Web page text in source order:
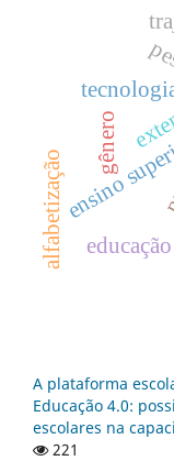
ensino
alfabetização
gênero
A plataforma
Educação 4.0:
escolares na
221